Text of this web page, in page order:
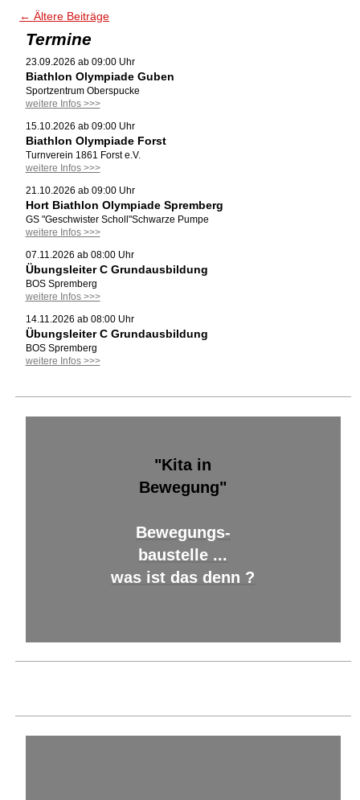
Beitrags-Navigation
← Ältere Beiträge
Termine
23.09.2026 ab 09:00 Uhr
Biathlon Olympiade Guben
Sportzentrum Oberspucke
weitere Infos >>>
15.10.2026 ab 09:00 Uhr
Biathlon Olympiade Forst
Turnverein 1861 Forst e.V.
weitere Infos >>>
21.10.2026 ab 09:00 Uhr
Hort Biathlon Olympiade Spremberg
GS "Geschwister Scholl"Schwarze Pumpe
weitere Infos >>>
07.11.2026 ab 08:00 Uhr
Übungsleiter C Grundausbildung
BOS Spremberg
weitere Infos >>>
14.11.2026 ab 08:00 Uhr
Übungsleiter C Grundausbildung
BOS Spremberg
weitere Infos >>>
"Kita in
Bewegung"
Bewegungs-
baustelle ...
was ist das denn ?